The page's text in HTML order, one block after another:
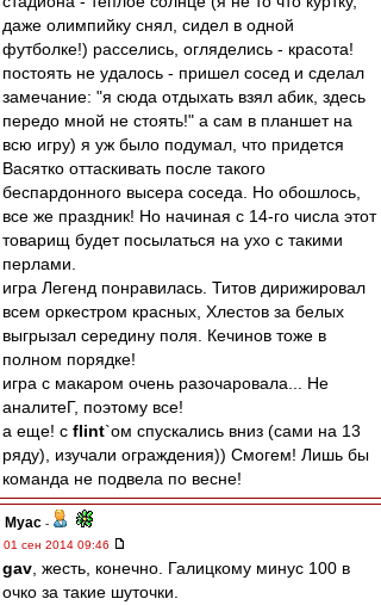
даже олимпийку снял, сидел в одной
футболке!) расселись, огляделись - красота!
постоять не удалось - пришел сосед и сделал
замечание: "я сюда отдыхать взял абик, здесь
передо мной не стоять!" а сам в планшет на
всю игру) я уж было подумал, что придется
Васятко оттаскивать после такого
беспардонного высера соседа. Но обошлось,
все же праздник! Но начиная с 14-го числа этот
товарищ будет посылаться на ухо с такими
перлами.
игра Легенд понравилась. Титов дирижировал
всем оркестром красных, Хлестов за белых
выгрызал середину поля. Кечинов тоже в
полном порядке!
игра с макаром очень разочаровала... Не
аналитеГ, поэтому все!
а еще! с flint`ом спускались вниз (сами на 13
ряду), изучали ограждения)) Смогем! Лишь бы
команда не подвела по весне!
Myac -
01 сен 2014 09:46
gav , жесть, конечно. Галицкому минус 100 в
очко за такие шуточки.